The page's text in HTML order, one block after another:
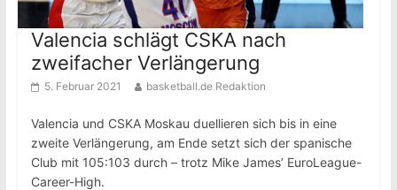
Valencia schlägt CSKA nach
zweifacher Verlängerung
5. Februar 2021 basketball.de Redaktion
Valencia und CSKA Moskau duellieren sich bis in eine
zweite Verlängerung, am Ende setzt sich der spanische
Club mit 105:103 durch – trotz Mike James’ EuroLeague-
Career-High.